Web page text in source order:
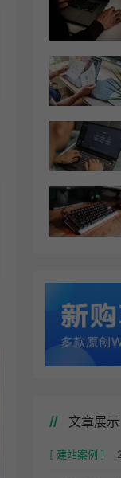
文章展示
[ 建站案例 ]